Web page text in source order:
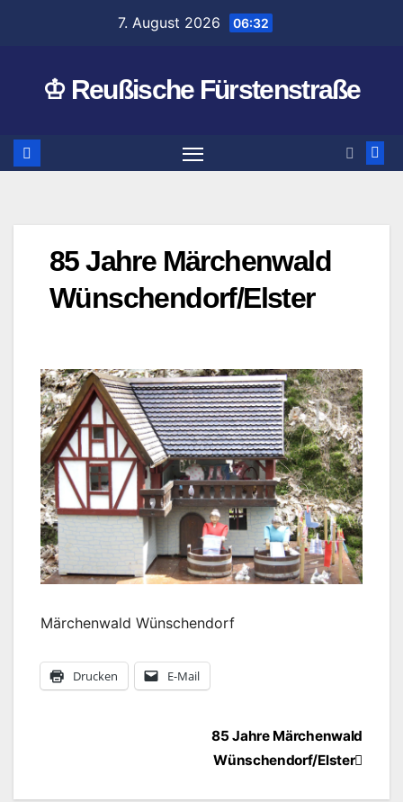
7. August 2026 06:32
♔ Reußische Fürstenstraße
85 Jahre Märchenwald
Wünschendorf/Elster
Märchenwald Wünschendorf
Drucken E-Mail
Beitragsnavigation85 Jahre Märchenwald
Wünschendorf/Elster